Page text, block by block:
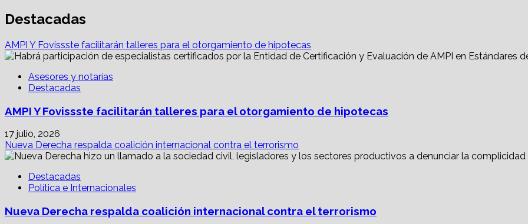
about
Redefiniendo
12
verticales
mundiales
del
proptech
(II)
Destacadas
AMPI Y Fovissste facilitarán talleres para el otorgamiento de hipotecas
Asesores y notarías
Destacadas
AMPI Y Fovissste facilitarán talleres para el otorgamiento de hipotecas
17 julio, 2026
Nueva Derecha respalda coalición internacional contra el terrorismo
Destacadas
Política e Internacionales
Nueva Derecha respalda coalición internacional contra el terrorismo